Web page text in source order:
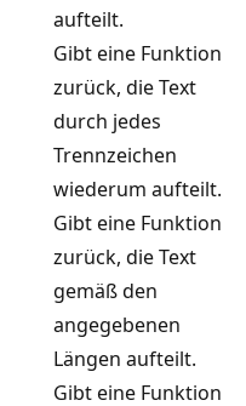
aufteilt.
Gibt eine Funktion
zurück, die Text
durch jedes
Trennzeichen
wiederum aufteilt.
Gibt eine Funktion
zurück, die Text
gemäß den
angegebenen
Längen aufteilt.
Gibt eine Funktion